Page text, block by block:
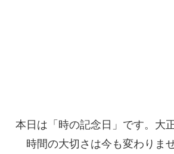
本日は「時の記念日」です。大
時間の大切さは今も変わりま